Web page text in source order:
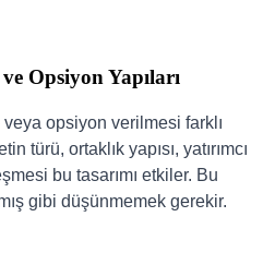
Opsiyon Yapıları
opsiyon verilmesi farklı
türü, ortaklık yapısı, yatırımcı
bu tasarımı etkiler. Bu
gibi düşünmemek gerekir.